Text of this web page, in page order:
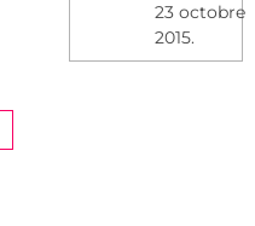
23 octobre
2015.